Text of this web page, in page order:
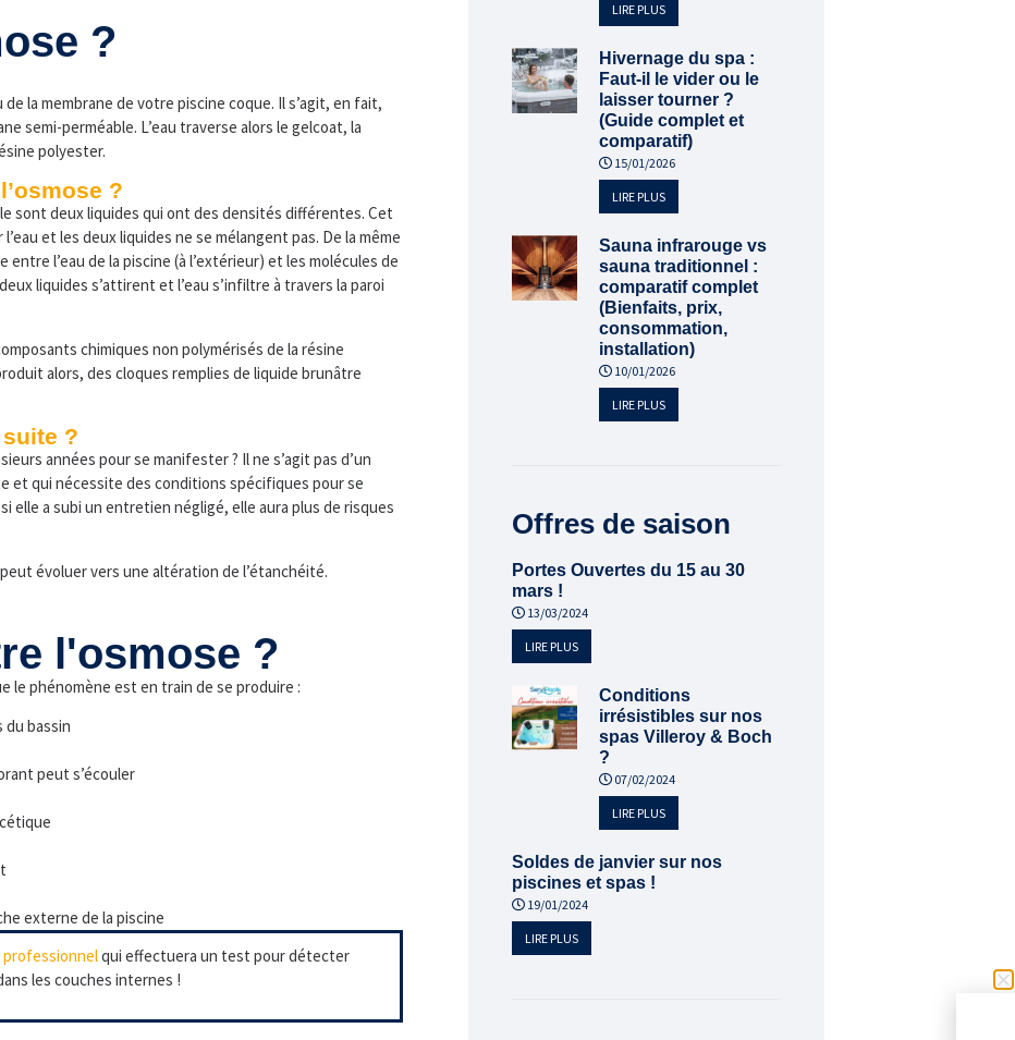
?
la membrane de votre piscine coque. Il s’agit, en fait,
semi-perméable. L’eau traverse alors le gelcoat, la
polyester.
?
sont deux liquides qui ont des densités différentes. Cet
et les deux liquides ne se mélangent pas. De la même
l’eau de la piscine (à l’extérieur) et les molécules de
liquides s’attirent et l’eau s’infiltre à travers la paroi
chimiques non polymérisés de la résine
alors, des cloques remplies de liquide brunâtre
?
années pour se manifester ? Il ne s’agit pas d’un
et qui nécessite des conditions spécifiques pour se
elle a subi un entretien négligé, elle aura plus de risques
évoluer vers une altération de l’étanchéité.
l'osmose ?
le phénomène est en train de se produire :
bassin
peut s’écouler
externe de la piscine
qui effectuera un test pour détecter
les couches internes !
LIRE PLUS
Hivernage du spa :
Faut-il le vider ou le
laisser tourner ?
(Guide complet et
comparatif)
15/01/2026
LIRE PLUS
Sauna infrarouge vs
sauna traditionnel :
comparatif complet
(Bienfaits, prix,
consommation,
installation)
10/01/2026
LIRE PLUS
Offres de saison
Portes Ouvertes du 15 au 30
mars !
13/03/2024
LIRE PLUS
Conditions
irrésistibles sur nos
spas Villeroy & Boch
?
07/02/2024
LIRE PLUS
Soldes de janvier sur nos
piscines et spas !
19/01/2024
LIRE PLUS